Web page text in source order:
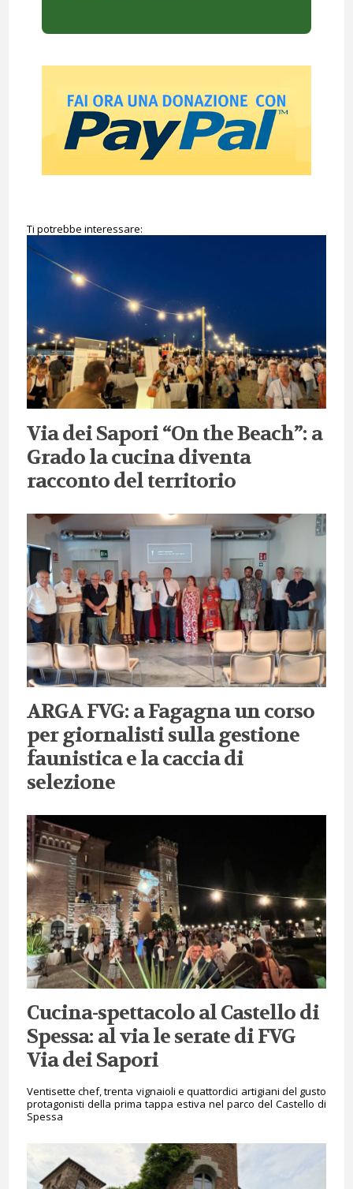
Ti potrebbe interessare:
Via dei Sapori “On the Beach”: a
Grado la cucina diventa
racconto del territorio
ARGA FVG: a Fagagna un corso
per giornalisti sulla gestione
faunistica e la caccia di
selezione
Cucina-spettacolo al Castello di
Spessa: al via le serate di FVG
Via dei Sapori
Ventisette chef, trenta vignaioli e quattordici artigiani del gusto
protagonisti della prima tappa estiva nel parco del Castello di
Spessa